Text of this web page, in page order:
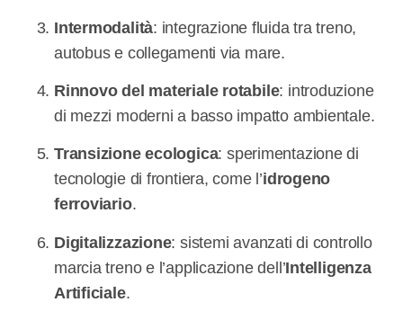
Intermodalità: integrazione fluida tra treno,
autobus e collegamenti via mare.
Rinnovo del materiale rotabile: introduzione
di mezzi moderni a basso impatto ambientale.
Transizione ecologica: sperimentazione di
tecnologie di frontiera, come l’idrogeno
ferroviario.
Digitalizzazione: sistemi avanzati di controllo
marcia treno e l’applicazione dell’Intelligenza
Artificiale.